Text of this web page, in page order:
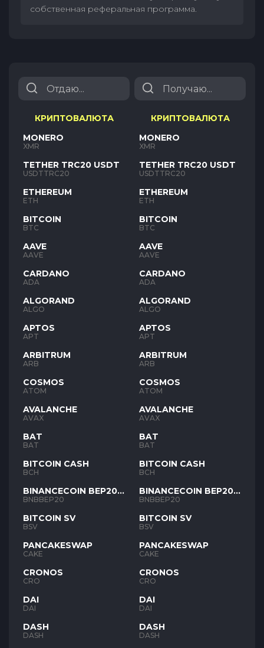
собственная реферальная программа.
КРИПТОВАЛЮТА
MONERO
XMR
TETHER TRC20 USDT
USDTTRC20
ETHEREUM
ETH
BITCOIN
BTC
AAVE
AAVE
CARDANO
ADA
ALGORAND
ALGO
APTOS
APT
ARBITRUM
ARB
COSMOS
ATOM
AVALANCHE
AVAX
BAT
BAT
BITCOIN CASH
BCH
BINANCECOIN BEP20
BNB
BNBBEP20
BITCOIN SV
BSV
PANCAKESWAP
CAKE
CRONOS
CRO
DAI
DAI
DASH
DASH
КРИПТОВАЛЮТА
MONERO
XMR
TETHER TRC20 USDT
USDTTRC20
ETHEREUM
ETH
BITCOIN
BTC
AAVE
AAVE
CARDANO
ADA
ALGORAND
ALGO
APTOS
APT
ARBITRUM
ARB
COSMOS
ATOM
AVALANCHE
AVAX
BAT
BAT
BITCOIN CASH
BCH
BINANCECOIN BEP20
BNB
BNBBEP20
BITCOIN SV
BSV
PANCAKESWAP
CAKE
CRONOS
CRO
DAI
DAI
DASH
DASH